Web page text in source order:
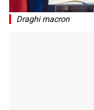
Draghi macron